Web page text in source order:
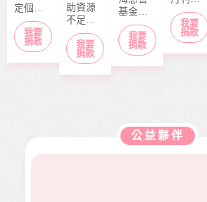
定個案
捐款，
募款所
得幫助
我要
捐款
助資源
不足的
中小型
社福單
位，協
我要
捐款
基金會
長期性
服務方
案推
務工
作，如
我要
捐款
「停泊
棧」於
每月10
靈、健
康、人
我要
捐款
公益夥伴